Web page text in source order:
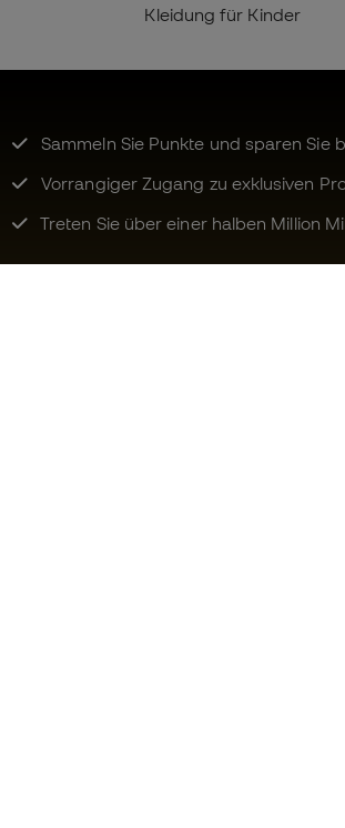
Kleidung für Kinder
Sammeln Sie Punkte und sparen Sie
Vorrangiger Zugang zu exklusiven
Treten Sie über einer halben Million